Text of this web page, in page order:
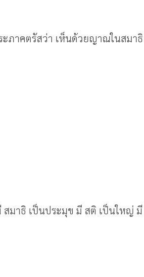
ภาคตรัสว่า เห็นด้วยญาณในสมาธิ
มาธิ เป็นประมุข มี สติ เป็นใหญ่ มี